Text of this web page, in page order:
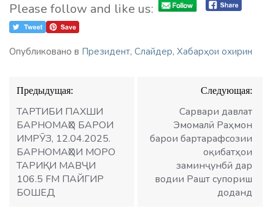
Please follow and like us:
Опубликовано в Президент, Слайдер, Хабарҳои охирин
Навигация
по
записям
Предыдущая:
ТАРТИБИ ПАХШИ
БАРНОМАҲО БАРОИ
ИМРӮЗ, 12.04.2025.
БАРНОМАҲОИ МОРО
ТАРИҚИ МАВҶИ
106.5 FM ПАЙГИР
БОШЕД
Следующая:
Сарвари давлат
Эмомалӣ Раҳмон
барои бартарафсозии
оқибатҳои
заминҷунбӣ дар
водии Рашт супориш
доданд